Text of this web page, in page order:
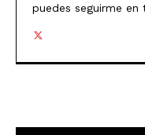
puedes seguirme